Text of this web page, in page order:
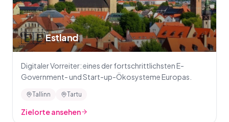
🇪🇪Estland
Digitaler Vorreiter: eines der fortschrittlichsten E-
Government- und Start-up-Ökosysteme Europas.
Tallinn Tartu
Zielorte ansehen